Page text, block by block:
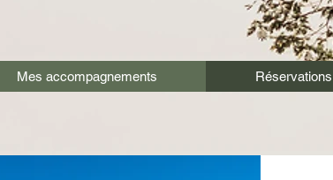
Mes accompagnements Réservations